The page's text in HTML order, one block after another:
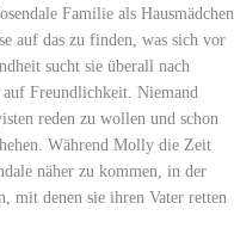
Familie als Hausmädchen
auf das zu finden, was sich vor
sucht sie überall nach
Freundlichkeit. Niemand
reden zu wollen und schon
Während Molly die Zeit
näher zu kommen, in der
mit denen sie ihren Vater retten